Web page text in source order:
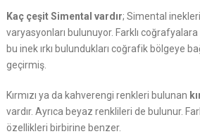
Kaç çeşit Simental vardır; Simental
varyasyonları bulunuyor. Farklı
bu inek ırkı bulundukları coğrafik bölgeye
geçirmiş.
Kırmızı ya da kahverengi renkleri bulunan
vardır. Ayrıca beyaz renklileri de bulunur.
özellikleri birbirine benzer.